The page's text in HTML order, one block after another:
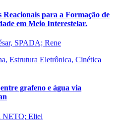
Reacionais para a Formação de
em Meio Interestelar.
SPADA; Rene
Estrutura Eletrônica, Cinética
grafeno e água via
NETO; Eliel